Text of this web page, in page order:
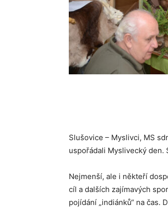
Slušovice – Myslivci, MS
uspořádali Myslivecký
Nejmenší, ale i někteří
cíl a dalších zajímavých
pojídání „indiánků“ na čas.